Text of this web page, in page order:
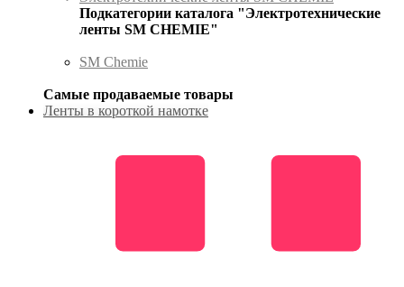
Подкатегории каталога "Электротехнические
ленты SM CHEMIE"
SM Chemie
Самые продаваемые товары
Ленты в короткой намотке